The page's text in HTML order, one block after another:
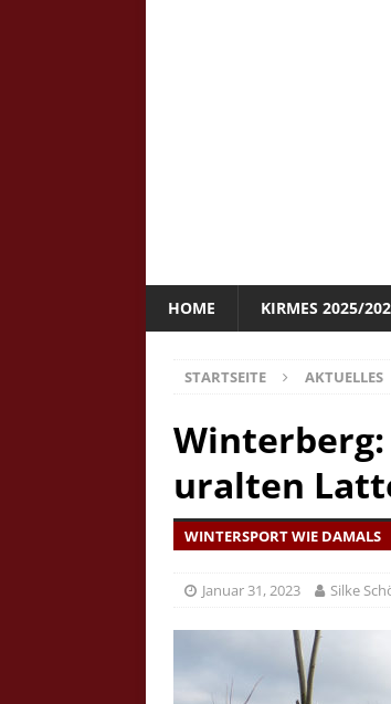
HOME KIRMES 2025/
STARTSEITE AKTUELLES
uralten
WINTERSPORT WIE DAMALS
Januar 31, 2023 Silke